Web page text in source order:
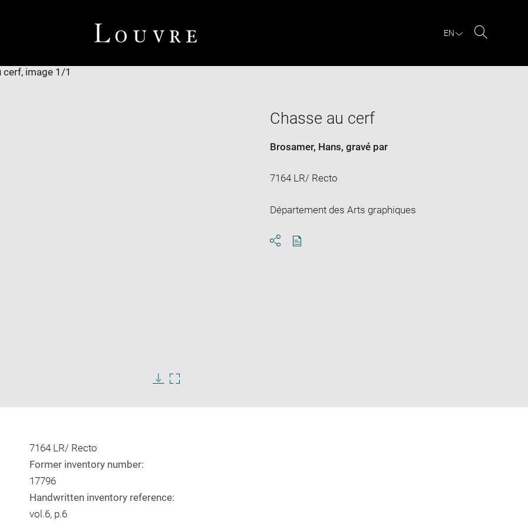
EN
Chasse au cerf
Brosamer, Hans, gravé par
7164 LR/ Recto
Département des Arts graphiques
7164 LR/ Recto
Former inventory number:
17796
Handwritten inventory reference:
vol.6, p.6